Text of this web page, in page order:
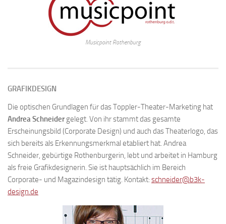
Musicpoint Rothenburg
GRAFIKDESIGN
Die optischen Grundlagen für das Toppler-Theater-Marketing hat
Andrea Schneidergelegt. Von ihr stammt das gesamte
Erscheinungsbild (Corporate Design) und auch das Theaterlogo, das
sich bereits als Erkennungsmerkmal etabliert hat. Andrea
Schneider, gebürtige Rothenburgerin, lebt und arbeitet in Hamburg
als freie Grafikdesignerin. Sie ist hauptsächlich im Bereich
Corporate- und Magazindesign tätig. Kontakt: schneider@b3k-
design.de